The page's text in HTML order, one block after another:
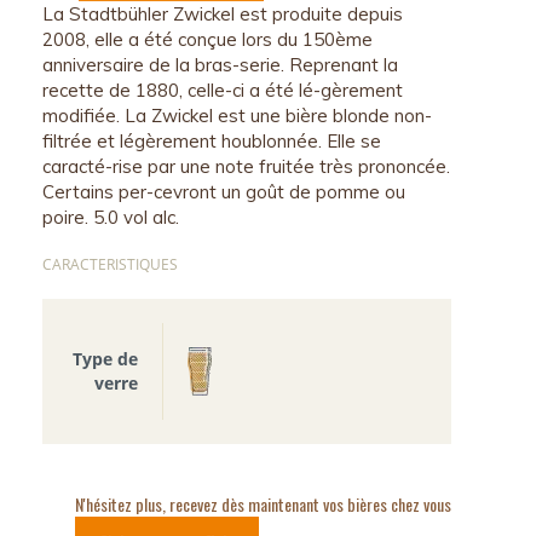
La Stadtbühler Zwickel est produite depuis
2008, elle a été conçue lors du 150ème
anniversaire de la bras-serie. Reprenant la
recette de 1880, celle-ci a été lé-gèrement
modifiée. La Zwickel est une bière blonde non-
filtrée et légèrement houblonnée. Elle se
caracté-rise par une note fruitée très prononcée.
Certains per-cevront un goût de pomme ou
poire. 5.0 vol alc.
CARACTERISTIQUES
Type de
verre
N'hésitez plus, recevez dès maintenant vos bières chez vous